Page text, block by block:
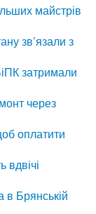
майстрів
зв’язали з
затримали
через
оплатити
в Брянській